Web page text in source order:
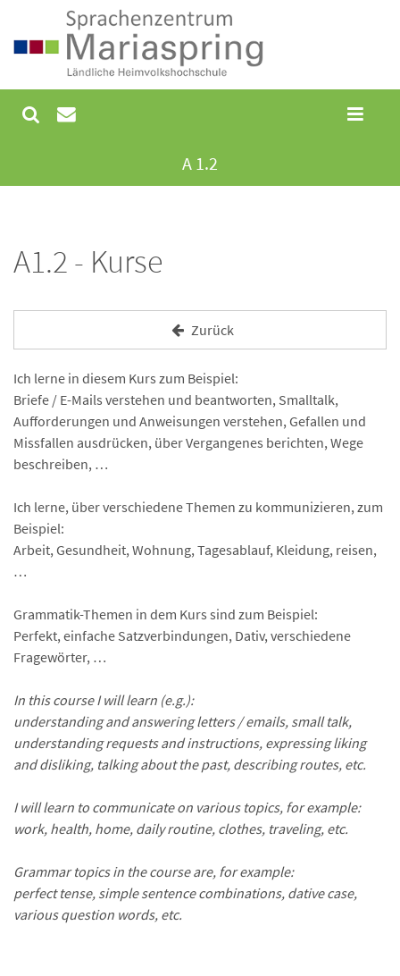
A 1.2
A1.2 - Kurse
Zurück
Ich lerne in diesem Kurs zum Beispiel:
Briefe / E-Mails verstehen und beantworten, Smalltalk,
Aufforderungen und Anweisungen verstehen, Gefallen und
Missfallen ausdrücken, über Vergangenes berichten, Wege
beschreiben, …
Ich lerne, über verschiedene Themen zu kommunizieren, zum
Beispiel:
Arbeit, Gesundheit, Wohnung, Tagesablauf, Kleidung, reisen,
…
Grammatik-Themen in dem Kurs sind zum Beispiel:
Perfekt, einfache Satzverbindungen, Dativ, verschiedene
Fragewörter, …
In this course I will learn (e.g.):
understanding and answering letters / emails, small talk,
understanding requests and instructions, expressing liking
and disliking, talking about the past, describing routes, etc.
I will learn to communicate on various topics, for example:
work, health, home, daily routine, clothes, traveling, etc.
Grammar topics in the course are, for example:
perfect tense, simple sentence combinations, dative case,
various question words, etc.